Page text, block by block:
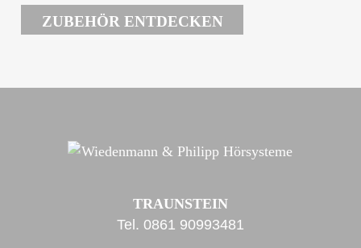
ZUBEHÖR ENTDECKEN
TRAUNSTEIN
Tel. 0861 90993481